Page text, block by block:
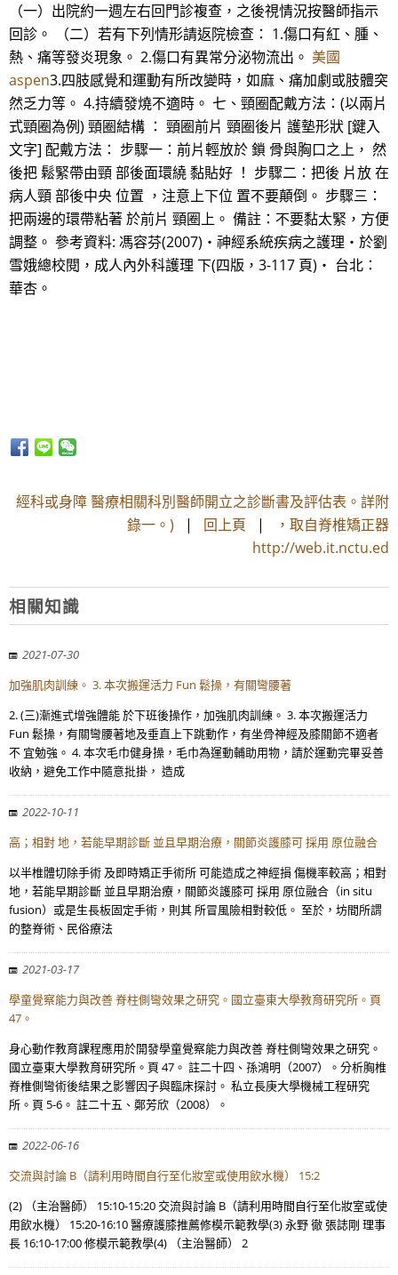
（一）出院約一週左右回門診複查，之後視情況按醫師指示
回診。 （二）若有下列情形請返院檢查： 1.傷口有紅、腫、
熱、痛等發炎現象。 2.傷口有異常分泌物流出。 美國
aspen3.四肢感覺和運動有所改變時，如麻、痛加劇或肢體突
然乏力等。 4.持續發燒不適時。 七、頸圈配戴方法：(以兩片
式頸圈為例) 頸圈結構 ： 頸圈前片 頸圈後片 護墊形狀 [鍵入
文字] 配戴方法： 步驟一：前片輕放於 鎖 骨與胸口之上， 然
後把 鬆緊帶由頸 部後面環繞 黏貼好 ！ 步驟二：把後 片放 在
病人頸 部後中央 位置 ，注意上下位 置不要顛倒。 步驟三：
把兩邊的環帶粘著 於前片 頸圈上。 備註：不要黏太緊，方便
調整。 參考資料: 馮容芬(2007)‧神經系統疾病之護理‧於劉
雪娥總校閱，成人內外科護理 下(四版，3-117 頁)‧ 台北：
華杏。
經科或身障 醫療相關科別醫師開立之診斷書及評估表。詳附
錄一。)
| 回上頁 |
，取自脊椎矯正器
http://web.it.nctu.ed
相關知識
2021-07-30
加強肌肉訓練。 3. 本次搬運活力 Fun 鬆操，有關彎腰著
2. (三)漸進式增強體能 於下班後操作，加強肌肉訓練。 3. 本次搬運活力
Fun 鬆操，有關彎腰著地及垂直上下跳動作，有坐骨神經及膝關節不適者
不 宜勉強。 4. 本次毛巾健身操，毛巾為運動輔助用物，請於運動完畢妥善
收納，避免工作中隨意批掛， 造成
2022-10-11
高；相對 地，若能早期診斷 並且早期治療，關節炎護膝可 採用 原位融合
以半椎體切除手術 及即時矯正手術所 可能造成之神經損 傷機率較高；相對
地，若能早期診斷 並且早期治療，關節炎護膝可 採用 原位融合（in situ
fusion）或是生長板固定手術，則其 所冒風險相對較低。 至於，坊間所謂
的整脊術、民俗療法
2021-03-17
學童覺察能力與改善 脊柱側彎效果之研究。國立臺東大學教育研究所。頁
47。
身心動作教育課程應用於開發學童覺察能力與改善 脊柱側彎效果之研究。
國立臺東大學教育研究所。頁 47。 註二十四、孫鴻明（2007）。分析胸椎
脊椎側彎術後結果之影響因子與臨床探討。 私立長庚大學機械工程研究
所。頁 5-6。 註二十五、鄭芳欣（2008）。
2022-06-16
交流與討論 B（請利用時間自行至化妝室或使用飲水機） 15:2
(2) （主治醫師） 15:10-15:20 交流與討論 B（請利用時間自行至化妝室或使
用飲水機） 15:20-16:10 醫療護膝推薦修模示範教學(3) 永野 徹 張誌剛 理事
長 16:10-17:00 修模示範教學(4) （主治醫師） 2